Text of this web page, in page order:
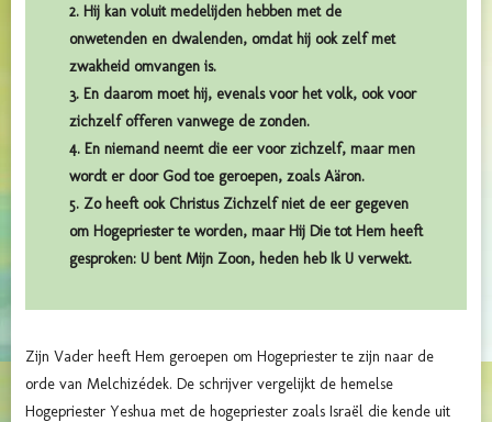
2. Hij kan voluit medelijden hebben met de
onwetenden en dwalenden, omdat hij ook zelf met
zwakheid omvangen is.
3. En daarom moet hij, evenals voor het volk, ook voor
zichzelf offeren vanwege de zonden.
4. En niemand neemt die eer voor zichzelf, maar men
wordt er door God toe geroepen, zoals Aäron.
5. Zo heeft ook Christus Zichzelf niet de eer gegeven
om Hogepriester te worden, maar Hij Die tot Hem heeft
gesproken: U bent Mijn Zoon, heden heb Ik U verwekt.
Zijn Vader heeft Hem geroepen om Hogepriester te zijn naar de
orde van Melchizédek. De schrijver vergelijkt de hemelse
Hogepriester Yeshua met de hogepriester zoals Israël die kende uit